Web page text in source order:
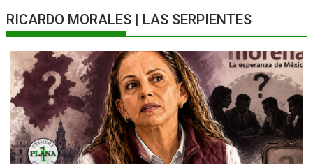
RICARDO MORALES | LAS SERPIENTES